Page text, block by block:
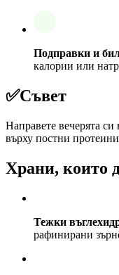
Подправки и
калории или
✅Съвет
Направете вечерята
върху постни
Храни, които
Тежки
рафинирани